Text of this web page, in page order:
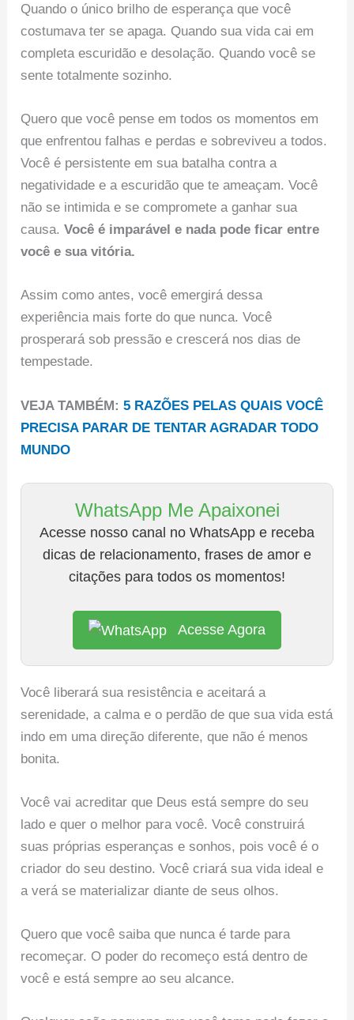
Quando o único brilho de esperança que você
costumava ter se apaga. Quando sua vida cai em
completa escuridão e desolação. Quando você se
sente totalmente sozinho.
Quero que você pense em todos os momentos em
que enfrentou falhas e perdas e sobreviveu a todos.
Você é persistente em sua batalha contra a
negatividade e a escuridão que te ameaçam. Você
não se intimida e se compromete a ganhar sua
causa.Você é imparável e nada pode ficar entre
você e sua vitória.
Assim como antes, você emergirá dessa
experiência mais forte do que nunca. Você
prosperará sob pressão e crescerá nos dias de
tempestade.
VEJA TAMBÉM:5 RAZÕES PELAS QUAIS VOCÊ
PRECISA PARAR DE TENTAR AGRADAR TODO
MUNDO
WhatsApp Me Apaixonei
Acesse nosso canal no WhatsApp e receba
dicas de relacionamento, frases de amor e
citações para todos os momentos!
Acesse Agora
Você liberará sua resistência e aceitará a
serenidade, a calma e o perdão de que sua vida está
indo em uma direção diferente, que não é menos
bonita.
Você vai acreditar que Deus está sempre do seu
lado e quer o melhor para você. Você construirá
suas próprias esperanças e sonhos, pois você é o
criador do seu destino. Você criará sua vida ideal e
a verá se materializar diante de seus olhos.
Quero que você saiba que nunca é tarde para
recomeçar. O poder do recomeço está dentro de
você e está sempre ao seu alcance.